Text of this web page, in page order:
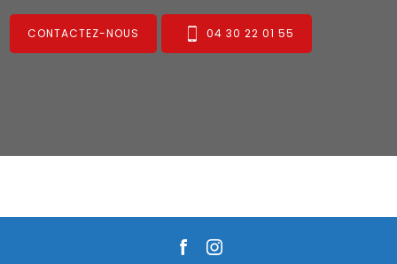
CONTACTEZ-NOUS 04 30 22 01 55